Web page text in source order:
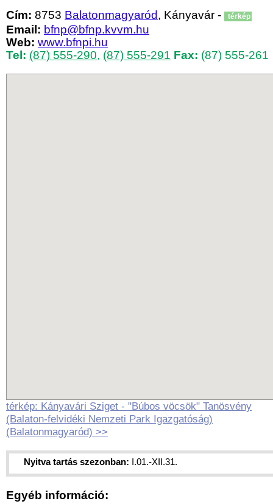
Cím: 8753 Balatonmagyaród, Kányavár - térkép
Email: bfnp@bfnp.kvvm.hu
Web: www.bfnpi.hu
Tel: (87) 555-290, (87) 555-291 Fax: (87) 555-261
térkép: Kányavári Sziget - "Búbos vöcsök" Tanösvény
(Balaton-felvidéki Nemzeti Park Igazgatóság)
(Balatonmagyaród) >>
Nyitva tartás szezonban: I.01.-XII.31.
Egyéb információ: